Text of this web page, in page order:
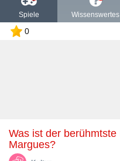
Spiele Wissenswertes
0
Was ist der berühmtste Roman von Gabriel Garcia
Margues?